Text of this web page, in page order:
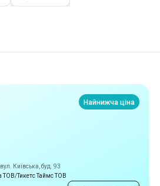
Найнижча ціна
Київська, буд. 93
ТОВ/Тикетс Таймс ТОВ